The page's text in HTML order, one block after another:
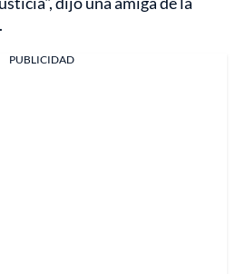
PUBLICIDAD